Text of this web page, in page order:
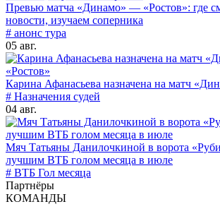
Превью матча «Динамо» — «Ростов»: где
новости, изучаем соперника
# анонс тура
05 авг.
Карина Афанасьева назначена на матч
# Назначения судей
04 авг.
Мяч Татьяны Данилочкиной в ворота
лучшим ВТБ голом месяца в июле
# ВТБ Гол месяца
Партнёры
КОМАНДЫ